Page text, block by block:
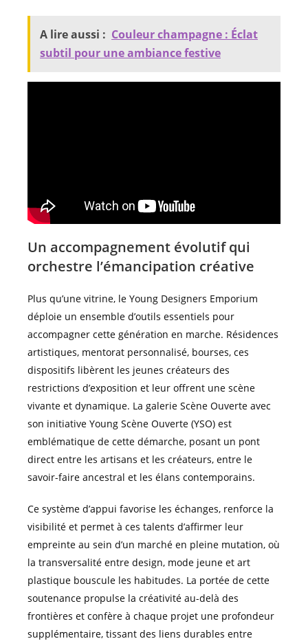
A lire aussi : Couleur champagne : Éclat
subtil pour une ambiance festive
Un accompagnement évolutif qui
orchestre l’émancipation créative
Plus qu’une vitrine, le Young Designers Emporium
déploie un ensemble d’outils essentiels pour
accompagner cette génération en marche. Résidences
artistiques, mentorat personnalisé, bourses, ces
dispositifs libèrent les jeunes créateurs des
restrictions d’exposition et leur offrent une scène
vivante et dynamique. La galerie Scène Ouverte avec
son initiative Young Scène Ouverte (YSO) est
emblématique de cette démarche, posant un pont
direct entre les artisans et les créateurs, entre le
savoir-faire ancestral et les élans contemporains.
Ce système d’appui favorise les échanges, renforce la
visibilité et permet à ces talents d’affirmer leur
empreinte au sein d’un marché en pleine mutation, où
la transversalité entre design, mode jeune et art
plastique bouscule les habitudes. La portée de cette
soutenance propulse la créativité au-delà des
frontières et confère à chaque projet une profondeur
supplémentaire, tissant des liens durables entre